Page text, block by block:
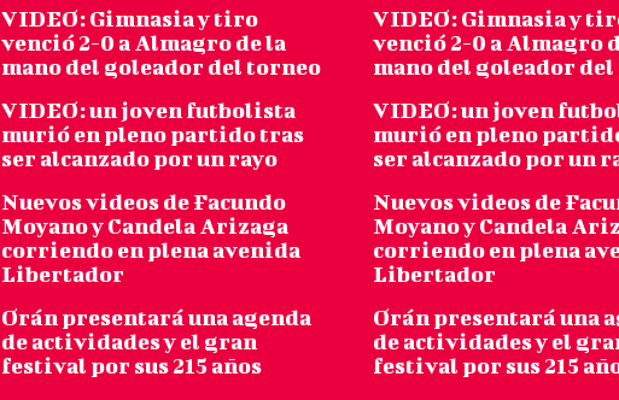
VIDEO: Gimnasia y tiro
venció 2-0 a Almagro de la
mano del goleador del torneo
VIDEO: un joven futbolista
murió en pleno partido tras
ser alcanzado por un rayo
Nuevos videos de Facundo
Moyano y Candela Arizaga
corriendo en plena avenida
Libertador
Orán presentará una agenda
de actividades y el gran
festival por sus 215 años
VIDEO: Gimnasia y
venció 2-0 a Almagro
mano del goleador
VIDEO: un joven
murió en pleno
ser alcanzado por un
Nuevos videos de
Moyano y Candela
corriendo en plena
Libertador
Orán presentará una
de actividades y el
festival por sus 215